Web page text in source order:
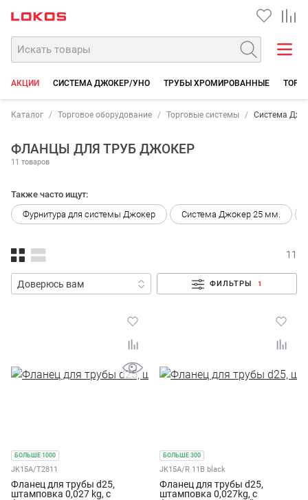
АКЦИИ СИСТЕМА ДЖОКЕР/УНО ТРУБЫ ХРОМИРОВАННЫЕ
Каталог Торговое оборудование Торговые системы Система
ФЛАНЦЫ ДЛЯ ТРУБ ДЖОКЕР
11 товаров
Также часто ищут:
Фурнитура для системы Джокер
Система Джокер 25 мм.
11
ФИЛЬТРЫ 1
БОЛЬШЕ 1000
JK15A/T2811
Фланец для трубы d25,
штамповка 0,027 kg, с
БОЛЬШЕ 300
JK15A/R 11B black
Фланец для трубы d25,
штамповка 0,027kg, с